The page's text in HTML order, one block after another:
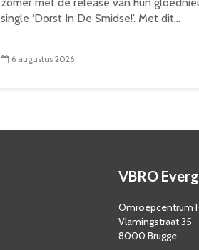
single ‘Dorst In De Smidse!’. Met dit...
6 augustus 2026
VBRO
Omroepcentrum
Vlamingstraat 35
8000 Brugge